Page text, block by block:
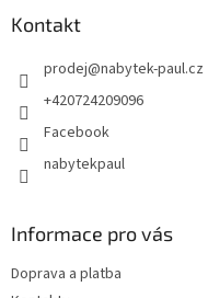
Kontakt
prodej@nabytek-paul.cz
+420724209096
Facebook
nabytekpaul
Informace pro vás
Doprava a platba